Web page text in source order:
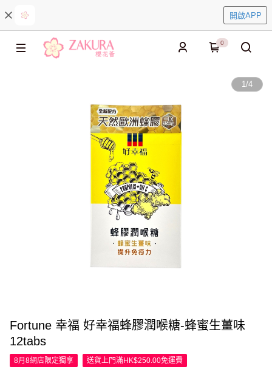
開啟APP
0
1/4
Fortune 幸福 好幸福蜂膠潤喉糖-蜂蜜生薑味
12tabs
8月8網店限定獨享 送貨上門滿HK$250.00免運費